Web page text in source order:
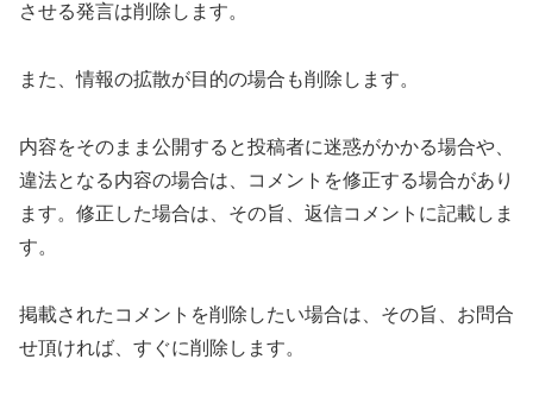
させる発言は削除します。
また、情報の拡散が目的の場合も削除します。
内容をそのまま公開すると投稿者に迷惑がかかる場合や、
違法となる内容の場合は、コメントを修正する場合があり
ます。修正した場合は、その旨、返信コメントに記載しま
す。
掲載されたコメントを削除したい場合は、その旨、お問合
せ頂ければ、すぐに削除します。